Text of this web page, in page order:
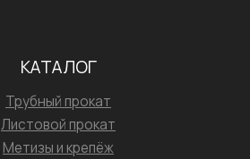
КАТАЛОГ
Трубный прокат
Листовой прокат
Метизы и крепёж